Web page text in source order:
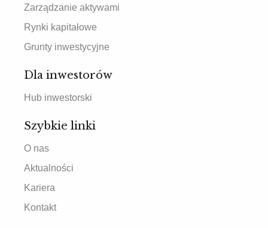
Zarządzanie aktywami
Rynki kapitałowe
Grunty inwestycyjne
Dla inwestorów
Hub inwestorski
Szybkie linki
O nas
Aktualności
Kariera
Kontakt